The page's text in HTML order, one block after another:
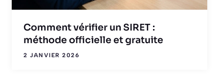
Comment vérifier un SIRET :
méthode officielle et gratuite
2 JANVIER 2026